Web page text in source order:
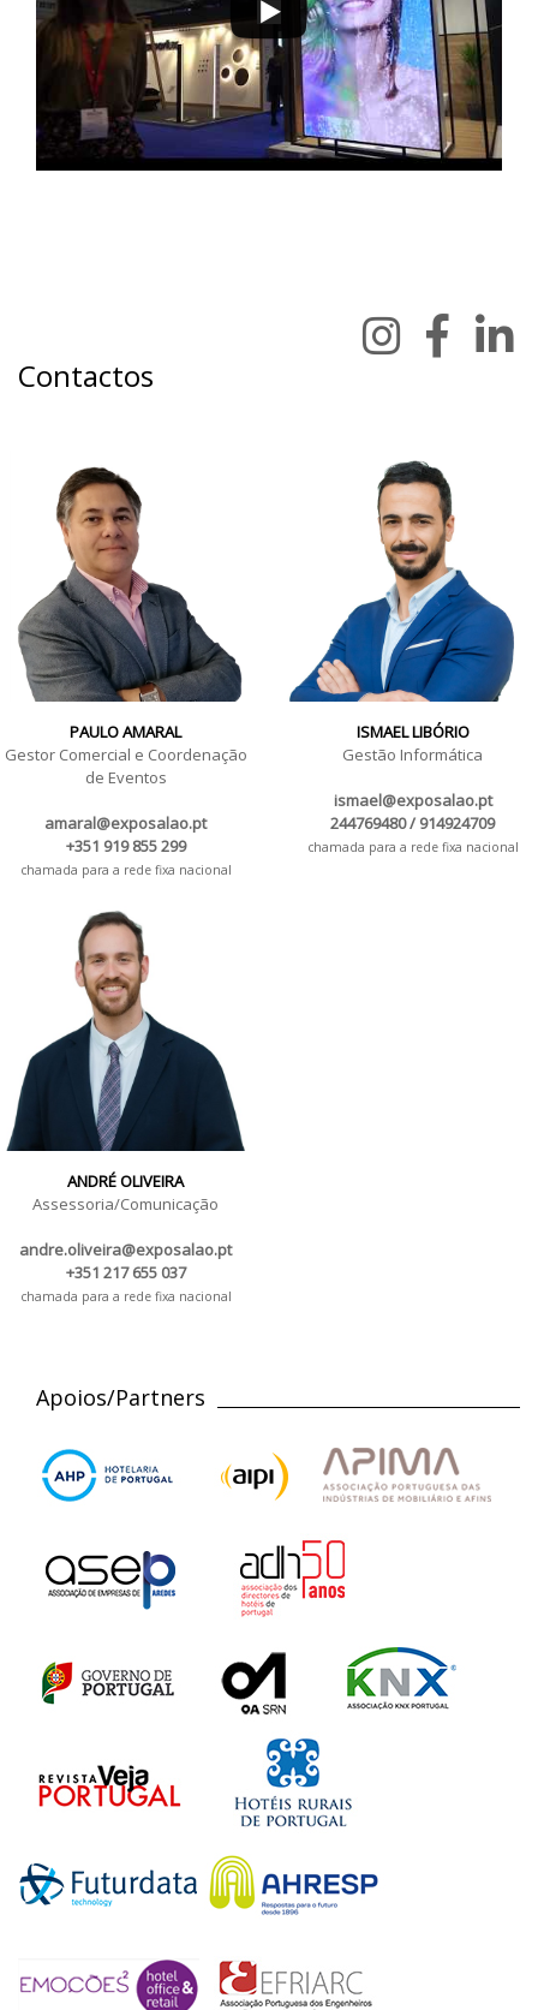
Contactos
PAULO AMARAL
Gestor Comercial e Coordenação
de Eventos
amaral@exposalao.pt
+351 919 855 299
chamada para a rede fixa nacional
ISMAEL LIBÓRIO
Gestão Informática
ismael@exposalao.pt
244769480 / 914924709
chamada para a rede fixa nacional
ANDRÉ OLIVEIRA
Assessoria/Comunicação
andre.oliveira@exposalao.pt
+351 217 655 037
chamada para a rede fixa nacional
Apoios/Partners